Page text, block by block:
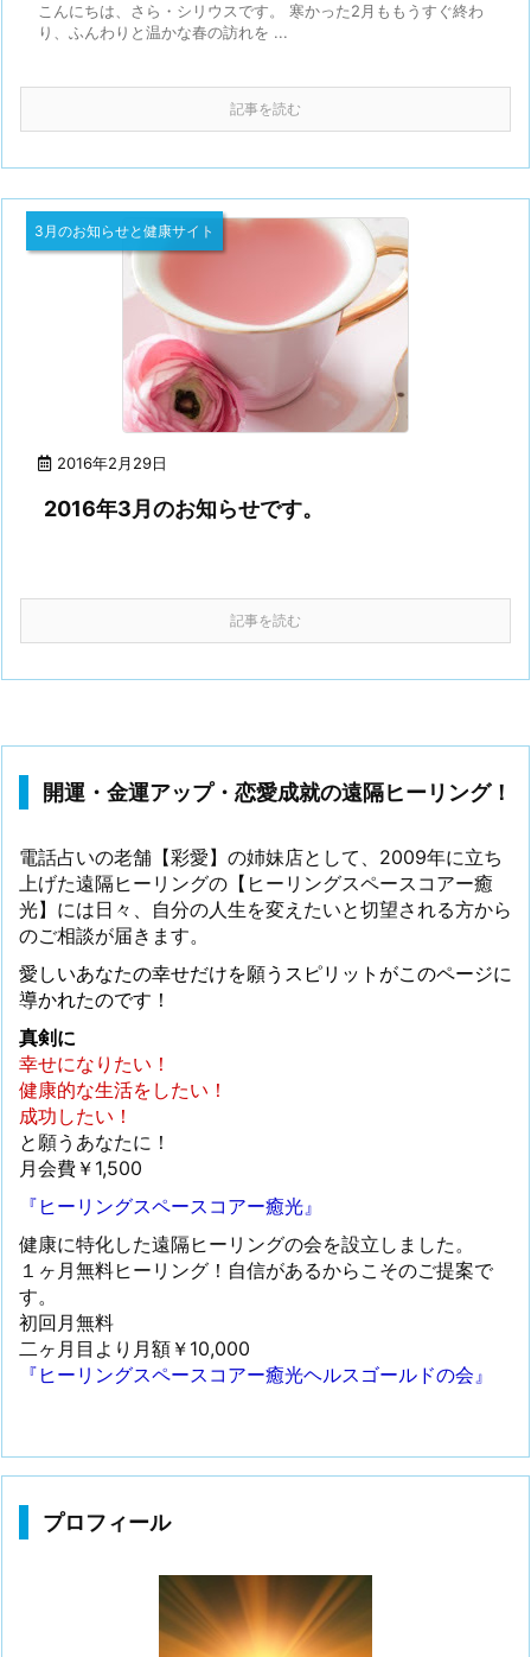
こんにちは、さら・シリウスです。 寒かった2月ももうすぐ終わ
り、ふんわりと温かな春の訪れを ...
記事を読む
2016年2月29日
3月のお知らせと健康サイト
2016年3月のお知らせです。
記事を読む
開運・金運アップ・恋愛成就の遠隔ヒーリング！
電話占いの老舗【彩愛】の姉妹店として、2009年に立ち
上げた遠隔ヒーリングの【ヒーリングスペースコアー癒
光】には日々、自分の人生を変えたいと切望される方から
のご相談が届きます。
愛しいあなたの幸せだけを願うスピリットがこのページに
導かれたのです！
真剣に
幸せになりたい！
健康的な生活をしたい！
成功したい！
と願うあなたに！
月会費￥1,500
『ヒーリングスペースコアー癒光』
健康に特化した遠隔ヒーリングの会を設立しました。
１ヶ月無料ヒーリング！自信があるからこそのご提案で
す。
初回月無料
二ヶ月目より月額￥10,000
『ヒーリングスペースコアー癒光ヘルスゴールドの会』
プロフィール